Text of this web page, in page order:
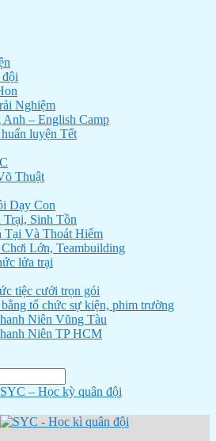
Nghiệm
Anh – English Camp
luyện Tết
Thuật
Dạy Con
Sinh Tồn
Tại Và Thoát Hiểm
Lớn, Teambuilding
lửa trại
tiệc cưới trọn gói
tổ chức sự kiện, phim trường
Niên Vũng Tàu
Niên TP HCM
SYC – Học kỳ quân đội